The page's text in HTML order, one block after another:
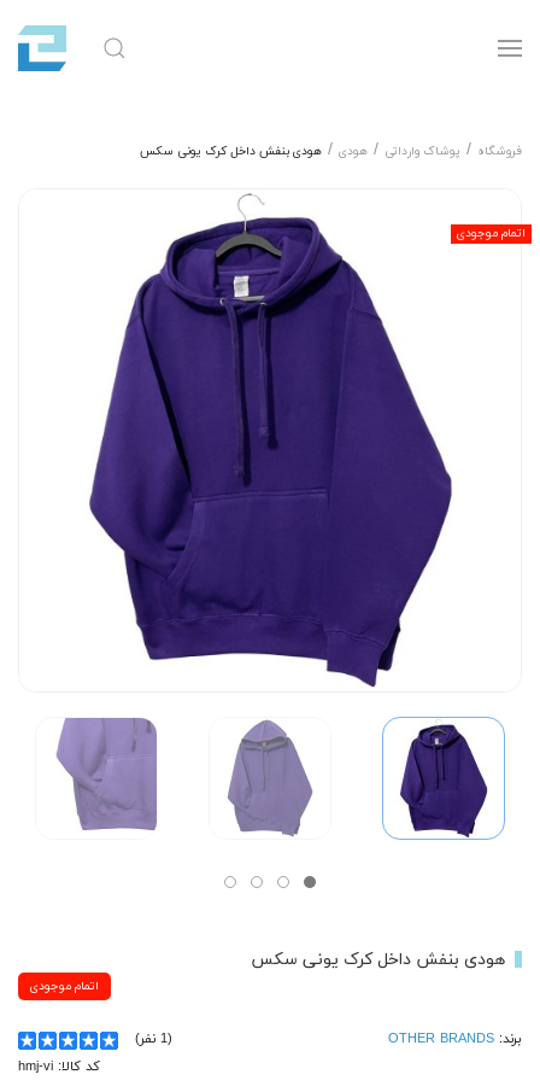
فروشگاه پوشاک وارداتی هودی هودی بنفش داخل کرک یونی سکس
اتمام موجودی
هودی بنفش داخل کرک یونی سکس
اتمام موجودی
برند: OTHER BRANDS
(1 نفر)
کد کالا: hmj-vi